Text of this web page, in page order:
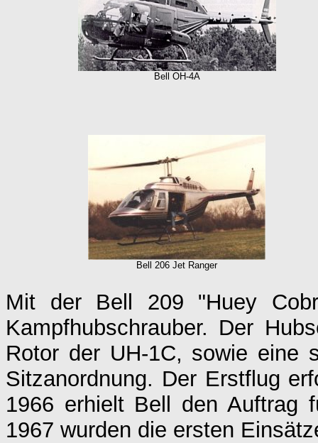
Bell OH-4A
Bell 206 Jet Ranger
Mit der Bell 209 "Huey
Kampfhubschrauber. Der
Rotor der UH-1C, sowie eine
Sitzanordnung. Der Erstflug
1966 erhielt Bell den Auftrag
1967 wurden die ersten